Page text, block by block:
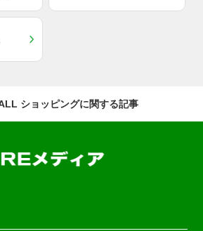
ショッピングに関する記事